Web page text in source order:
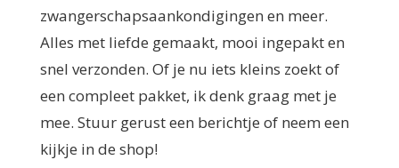
zwangerschapsaankondigingen en meer.
Alles met liefde gemaakt, mooi ingepakt en
snel verzonden. Of je nu iets kleins zoekt of
een compleet pakket, ik denk graag met je
mee. Stuur gerust een berichtje of neem een
kijkje in de shop!